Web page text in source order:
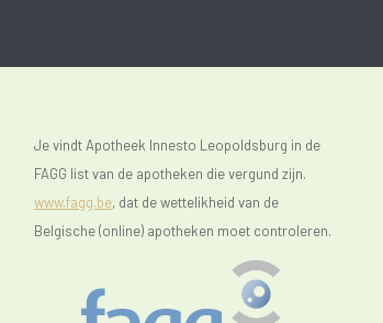
Je vindt Apotheek Innesto Leopoldsburg in de
FAGG list van de apotheken die vergund zijn.
www.fagg.be, dat de wettelikheid van de
Belgische (online) apotheken moet controleren.